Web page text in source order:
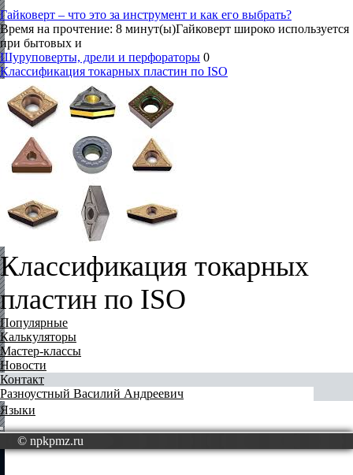
Гайковерт – что это за инструмент и как его выбрать?
Время на прочтение: 8 минут(ы)Гайковерт широко используется
при бытовых и
Шуруповерты, дрели и перфораторы 0
Классификация токарных пластин по ISO
Классификация токарных
пластин по ISO
Популярные
Калькуляторы
Мастер-классы
Новости
Контакт
Разноустный Василий Андреевич
Языки
© npkpmz.ru